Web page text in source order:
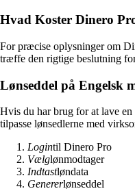
Hvad Koster Dinero
For præcise oplysninger om
træffe den rigtige beslutning
Lønseddel på Engelsk
Hvis du har brug for at lave en
tilpasse lønsedlerne med
Logintil Dinero Pro
Vælglønmodtager
Indtastløndata
Genererlønseddel